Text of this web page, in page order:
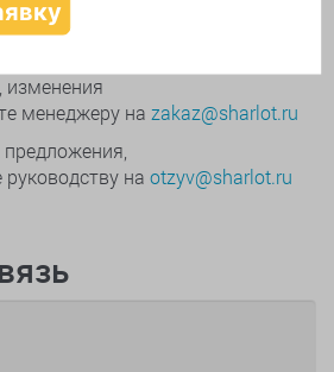
изменения
менеджеру на zakaz@sharlot.ru
на otzyv@sharlot.ru